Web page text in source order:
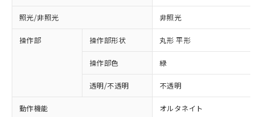
照光/非照光 非照光
操作部 操作部形状 丸形 平形
操作部色 緑
透明/不透明 不透明
動作機能 オルタネイト